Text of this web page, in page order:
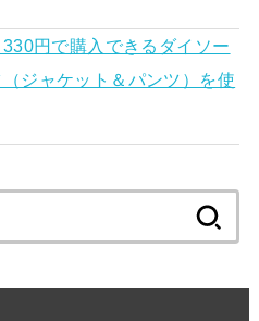
円で購入できるダイソー
ジャケット＆パンツ）を使
索: